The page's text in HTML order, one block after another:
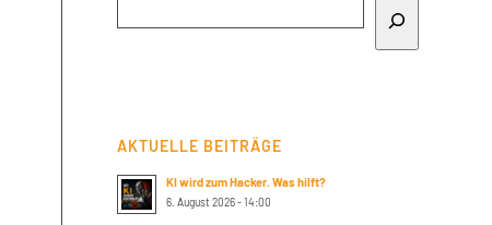
AKTUELLE BEITRÄGE
KI wird zum Hacker. Was hilft?
6. August 2026 - 14:00